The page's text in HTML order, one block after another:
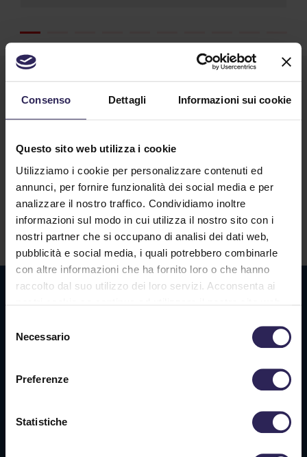
Consenso Dettagli Informazioni sui cookie
Questo sito web utilizza i cookie
Utilizziamo i cookie per personalizzare contenuti ed
annunci, per fornire funzionalità dei social media e per
analizzare il nostro traffico. Condividiamo inoltre
informazioni sul modo in cui utilizza il nostro sito con i
nostri partner che si occupano di analisi dei dati web,
pubblicità e social media, i quali potrebbero combinarle
con altre informazioni che ha fornito loro o che hanno
raccolto dal suo utilizzo dei loro servizi. Acconsenta ai
delNecessario
Preferenze
Statistiche
Lavora con noi
Contatti
Sede La Spezia
19136 La Spezia (SP)
info@vigilanzalalince.it